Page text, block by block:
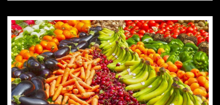
o
o
k
er dI
n
l
e